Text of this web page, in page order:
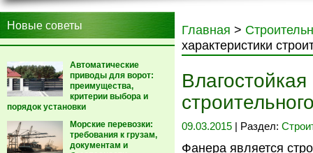
Новые советы
Автоматические
приводы для ворот:
преимущества,
критерии выбора и
порядок установки
Морские перевозки:
требования к грузам,
документам и
Главная >
характеристики
09.03.2015 | Раздел:
Фанера является